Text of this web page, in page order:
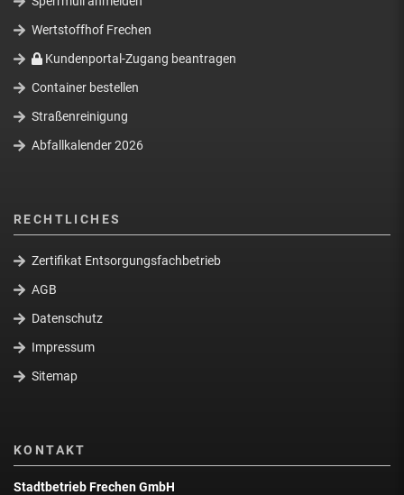
Wertstoffhof Frechen
Kundenportal-Zugang beantragen
Container bestellen
Straßenreinigung
Abfallkalender 2026
RECHTLICHES
Zertifikat Entsorgungsfachbetrieb
AGB
Datenschutz
Impressum
Sitemap
KONTAKT
Stadtbetrieb Frechen GmbH